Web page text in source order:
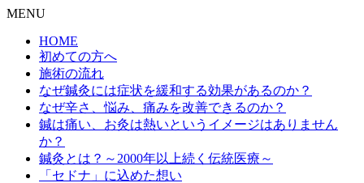
MENU
HOME
初めての方へ
施術の流れ
なぜ鍼灸には症状を緩和する効果があるのか？
なぜ辛さ、悩み、痛みを改善できるのか？
鍼は痛い、お灸は熱いというイメージはありません
か？
鍼灸とは？～2000年以上続く伝統医療～
「セドナ」に込めた想い